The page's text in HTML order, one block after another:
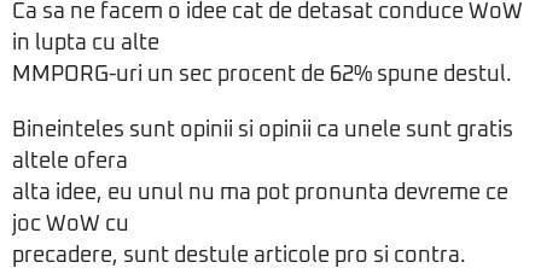
Ca sa ne facem o idee cat de detasat conduce WoW
in lupta cu alte
MMPORG-uri un sec procent de 62% spune destul.
Bineinteles sunt opinii si opinii ca unele sunt gratis
altele ofera
alta idee, eu unul nu ma pot pronunta devreme ce
joc WoW cu
precadere, sunt destule articole pro si contra.